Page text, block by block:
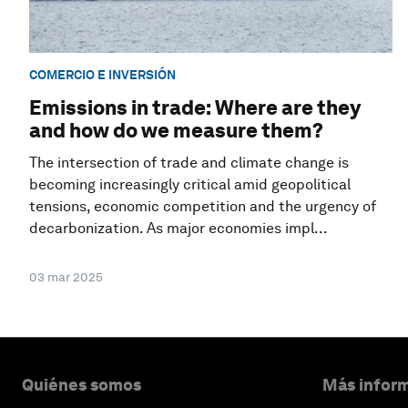
COMERCIO E INVERSIÓN
Emissions in trade: Where are they
and how do we measure them?
The intersection of trade and climate change is
becoming increasingly critical amid geopolitical
tensions, economic competition and the urgency of
decarbonization. As major economies impl...
03 mar 2025
Quiénes somos Más